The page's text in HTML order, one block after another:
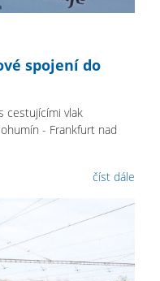
spojení do
cestujícími vlak
- Frankfurt nad
číst dále